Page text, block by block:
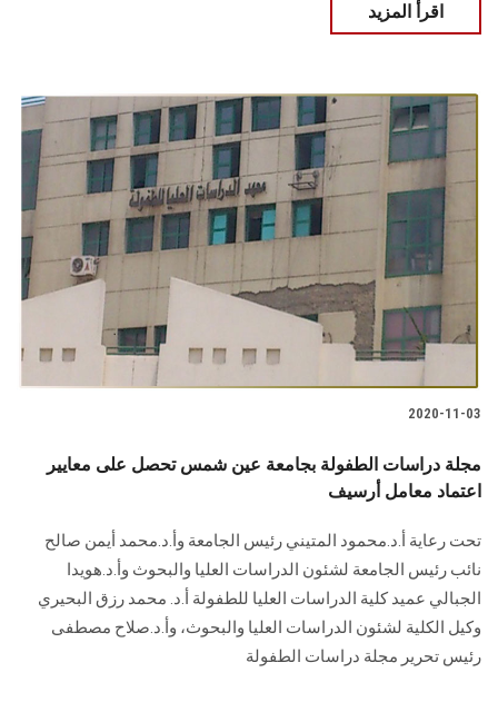
اقرأ المزيد
2020-11-03
مجلة دراسات الطفولة بجامعة عين شمس تحصل على معايير
اعتماد معامل أرسيف
تحت رعاية أ.د.محمود المتيني رئيس الجامعة وأ.د.محمد أيمن صالح
نائب رئيس الجامعة لشئون الدراسات العليا والبحوث وأ.د.هويدا
الجبالي عميد كلية الدراسات العليا للطفولة أ.د. محمد رزق البحيري
وكيل الكلية لشئون الدراسات العليا والبحوث، وأ.د.صلاح مصطفى
رئيس تحرير مجلة دراسات الطفولة